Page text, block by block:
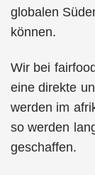
globalen
können.
Wir bei
eine direkte
werden im
so werden
geschaffen.